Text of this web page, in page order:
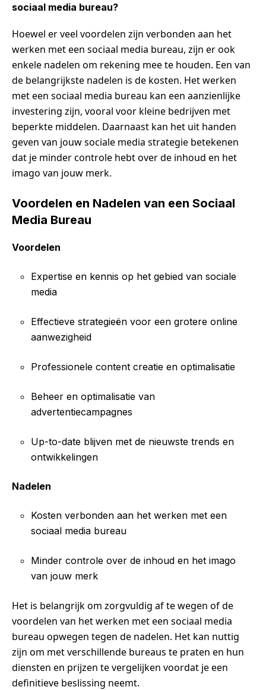
sociaal media bureau?
Hoewel er veel voordelen zijn verbonden aan het
werken met een sociaal media bureau, zijn er ook
enkele nadelen om rekening mee te houden. Een van
de belangrijkste nadelen is de kosten. Het werken
met een sociaal media bureau kan een aanzienlijke
investering zijn, vooral voor kleine bedrijven met
beperkte middelen. Daarnaast kan het uit handen
geven van jouw sociale media strategie betekenen
dat je minder controle hebt over de inhoud en het
imago van jouw merk.
Voordelen en Nadelen van een Sociaal
Media Bureau
Voordelen
Expertise en kennis op het gebied van sociale
media
Effectieve strategieën voor een grotere online
aanwezigheid
Professionele content creatie en optimalisatie
Beheer en optimalisatie van
advertentiecampagnes
Up-to-date blijven met de nieuwste trends en
ontwikkelingen
Nadelen
Kosten verbonden aan het werken met een
sociaal media bureau
Minder controle over de inhoud en het imago
van jouw merk
Het is belangrijk om zorgvuldig af te wegen of de
voordelen van het werken met een sociaal media
bureau opwegen tegen de nadelen. Het kan nuttig
zijn om met verschillende bureaus te praten en hun
diensten en prijzen te vergelijken voordat je een
definitieve beslissing neemt.